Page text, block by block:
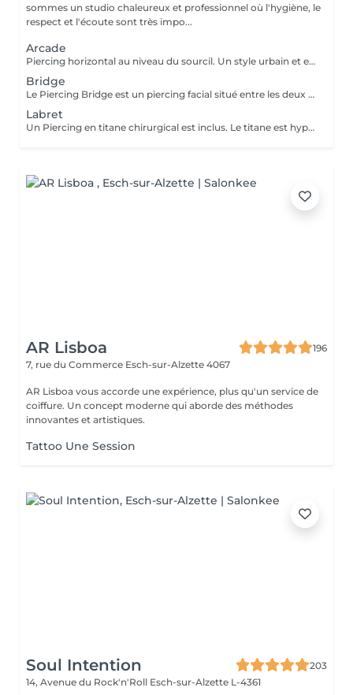
sommes un studio chaleureux et professionnel où l'hygiène, le
respect et l'écoute sont très impo...
Arcade
Piercing horizontal au niveau du sourcil. Un style urbain et expressif, réalisé avec un bijou courbé en titane. Pose précise adaptée à ta morphologie. Si tu souhaites te faire percer mais que tu as peur des aiguilles ou que tu souffres d'anxiété (stress, blocage), nous te demandons de bien vouloir réserver le service intitulé: <<NOM DU PIERCING (Phobie des aiguilles)>> Ce service ne côute pas plus cher. Il est simplement prévu pour des raisons d'organisation, afin que tout le monde soit à l'aise et bien accueilli(e).
Bridge
Le Piercing Bridge est un piercing facial situé entre les deux yeux à la racine du nez. Un Piercing en titane chirurgical est inclus. Le titane est hypoallergénique, léger et idéal pour les premières phases de cicatrisation. Si tu souhaites te faire percer mais que tu as peur des aiguilles ou que tu souffres d'anxiété (stress, blocage), nous te demandons de bien vouloir réserver le service intitulé: <<NOM DU PIERCING (Phobie des aiguilles)>> Ce service ne côute pas plus cher. Il est simplement prévu pour des raisons d'organisation, afin que tout le monde soit à l'aise et bien accueilli(e).
Labret
Un Piercing en titane chirurgical est inclus. Le titane est hypoallergénique, léger et idéal pour les premières phases de cicatrisation. Si tu souhaite te faire percer mais que tu as peur des aiguilles ou que tu souffres d'anxiété (stress, blocage), nous te demandons de bien vouloir réserver le service intitulé: <<NOM DU PIERCING (Phobie des aiguilles)>> Ce service ne côute pas plus cher. Il est simplement prévu pour des raisons d'organisation, afin que tout le monde soit à l'aise et bien accueilli(e).
AR Lisboa
196
7, rue du Commerce Esch-sur-Alzette 4067
AR Lisboa vous accorde une expérience, plus qu'un service de
coiffure. Un concept moderne qui aborde des méthodes
innovantes et artistiques.
Tattoo Une Session
Soul Intention
203
14, Avenue du Rock'n'Roll Esch-sur-Alzette L-4361